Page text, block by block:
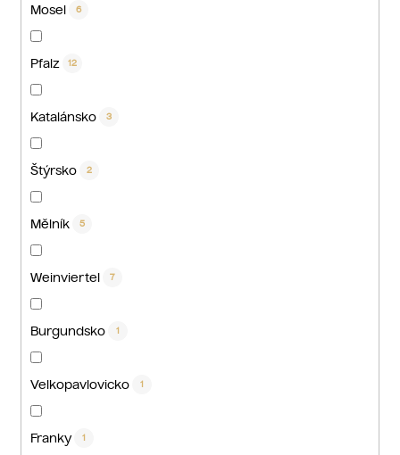
Mosel 6
Pfalz 12
Katalánsko 3
Štýrsko 2
Mělník 5
Weinviertel 7
Burgundsko 1
Velkopavlovicko 1
Franky 1